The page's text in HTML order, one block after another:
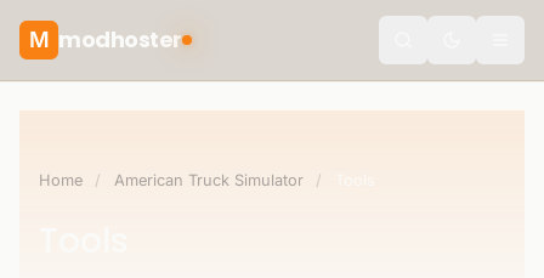
M modhoster
Home / American Truck Simulator /